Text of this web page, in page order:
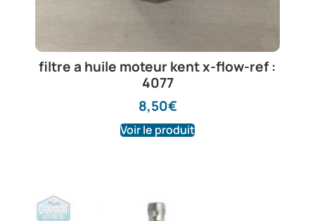
filtre a huile moteur kent x-flow-ref :
4077
8,50€
Voir le produit